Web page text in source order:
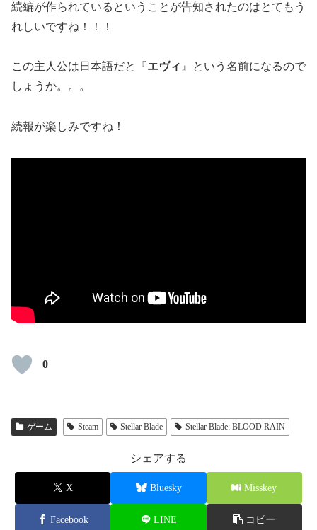
続編が作られているということが告知されたのはとてもう
れしいですね！！！
この主人公は日本語だと『エヴィ 』という名前になるので
しょうか。。。
続報が楽しみですね！
0
ゲーム Steam Stellar Blade Stellar Blade: BLOOD RAIN
シェアする
X Bluesky Misskey
Facebook LINE コピー